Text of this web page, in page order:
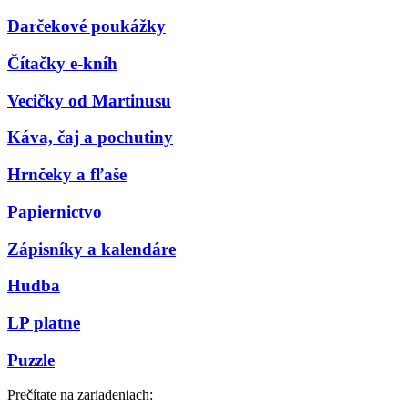
Darčekové poukážky
Čítačky e-kníh
Vecičky od Martinusu
Káva, čaj a pochutiny
Hrnčeky a fľaše
Papiernictvo
Zápisníky a kalendáre
Hudba
LP platne
Puzzle
Prečítate na zariadeniach: